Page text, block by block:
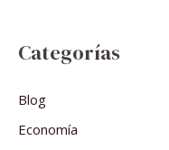
Categorías
Blog
Economía